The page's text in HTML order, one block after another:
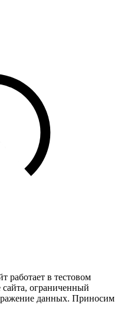
работает в тестовом
ограниченный
данных. Приносим